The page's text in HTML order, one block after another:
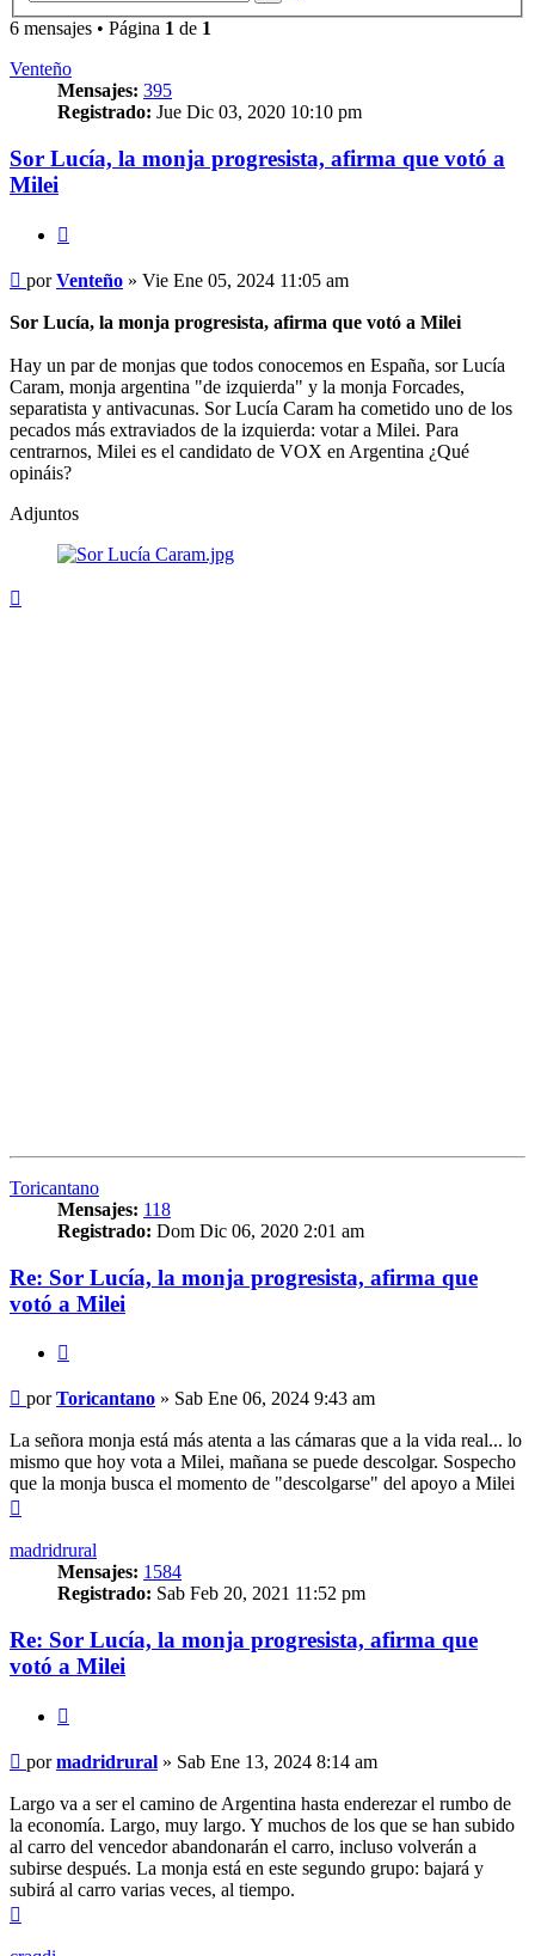
6 mensajes • Página 1 de 1
Venteño
Mensajes: 395
Registrado: Jue Dic 03, 2020 10:10 pm
Sor Lucía, la monja progresista, afirma que votó a
Milei
Mensaje
porVenteño » Vie Ene 05, 2024 11:05 am
Sor Lucía, la monja progresista, afirma que votó a Milei
Hay un par de monjas que todos conocemos en España, sor Lucía
Caram, monja argentina "de izquierda" y la monja Forcades,
separatista y antivacunas. Sor Lucía Caram ha cometido uno de los
pecados más extraviados de la izquierda: votar a Milei. Para
centrarnos, Milei es el candidato de VOX en Argentina ¿Qué
opináis?
Adjuntos
Toricantano
Mensajes: 118
Registrado: Dom Dic 06, 2020 2:01 am
Re: Sor Lucía, la monja progresista, afirma que
votó a Milei
Mensaje
porToricantano » Sab Ene 06, 2024 9:43 am
La señora monja está más atenta a las cámaras que a la vida real... lo
mismo que hoy vota a Milei, mañana se puede descolgar. Sospecho
que la monja busca el momento de "descolgarse" del apoyo a Milei
madridrural
Mensajes: 1584
Registrado: Sab Feb 20, 2021 11:52 pm
Re: Sor Lucía, la monja progresista, afirma que
votó a Milei
Mensaje
pormadridrural » Sab Ene 13, 2024 8:14 am
Largo va a ser el camino de Argentina hasta enderezar el rumbo de
la economía. Largo, muy largo. Y muchos de los que se han subido
al carro del vencedor abandonarán el carro, incluso volverán a
subirse después. La monja está en este segundo grupo: bajará y
subirá al carro varias veces, al tiempo.